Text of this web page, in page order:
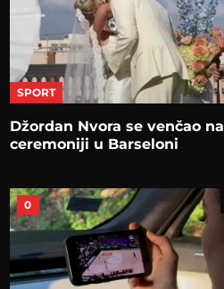
SPORT
Džordan Nvora se venčao na
ceremoniji u Barseloni
0